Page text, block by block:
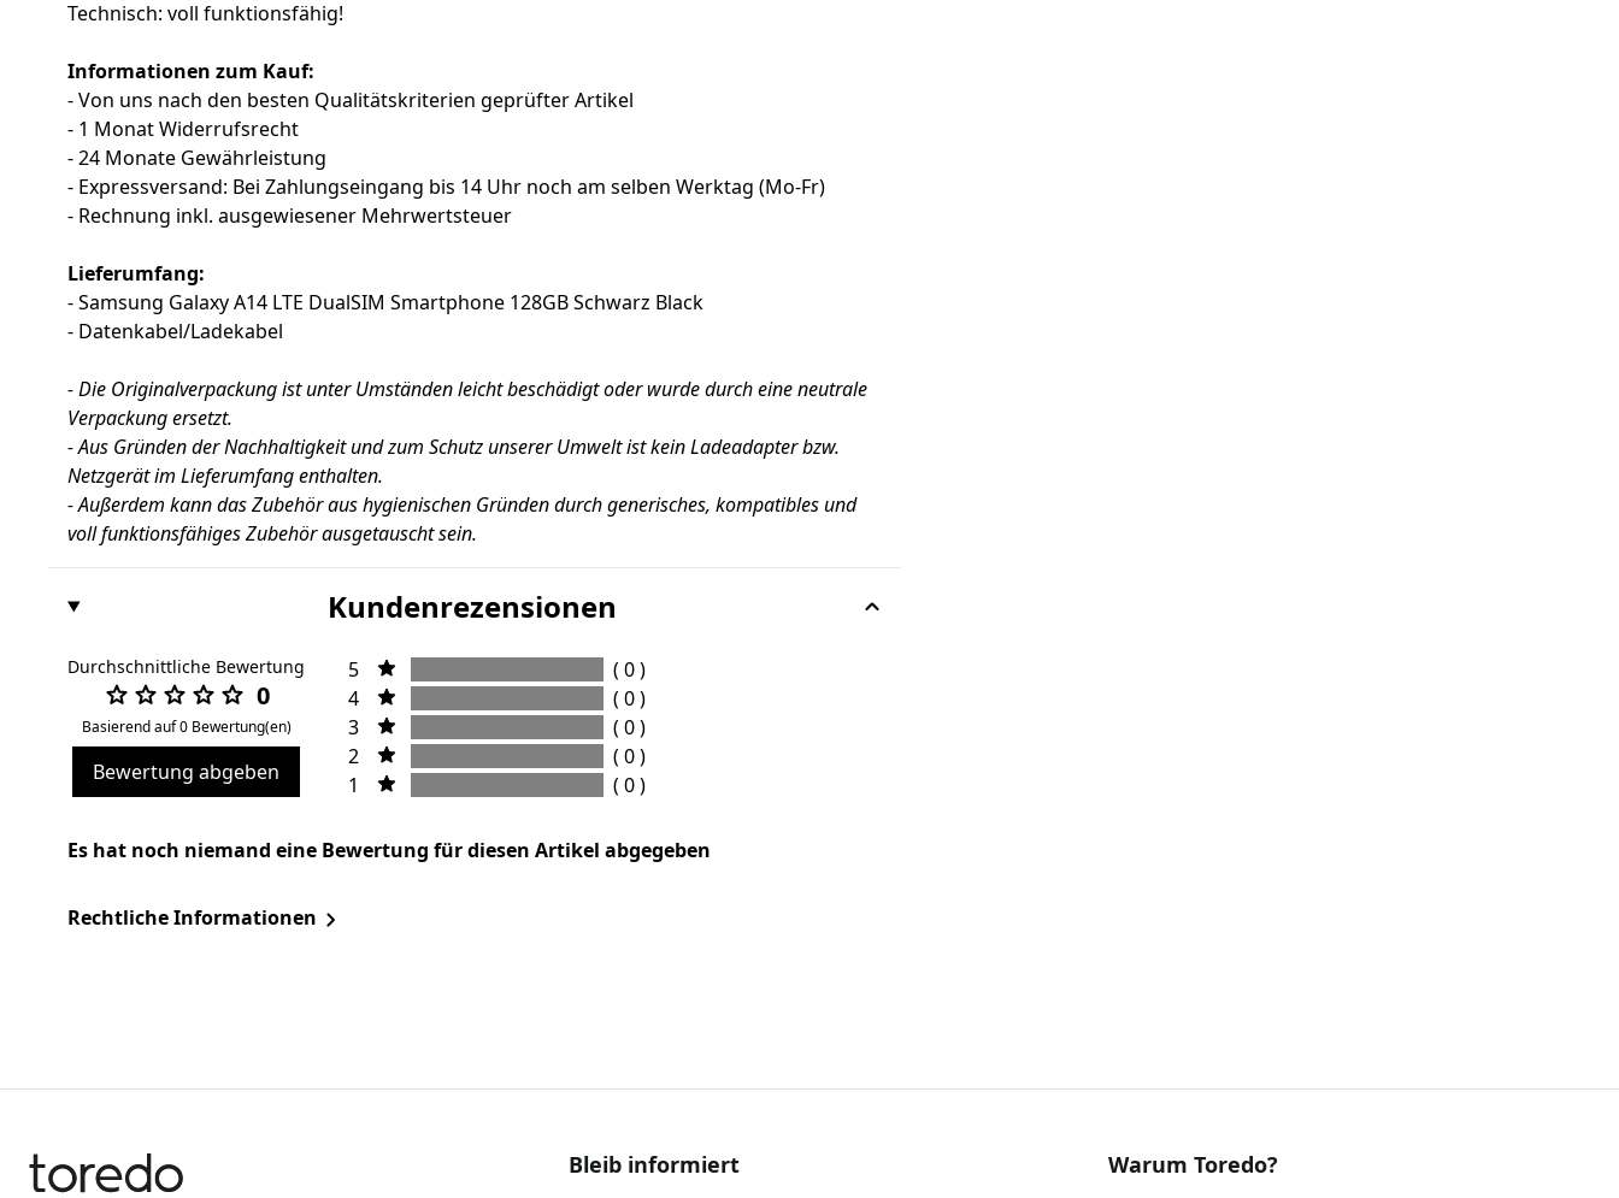
Technisch: voll funktionsfähig!
Informationen zum Kauf:
- Von uns nach den besten Qualitätskriterien geprüfter Artikel
- 1 Monat Widerrufsrecht
- 24 Monate Gewährleistung
- Expressversand: Bei Zahlungseingang bis 14 Uhr noch am selben Werktag (Mo-Fr)
- Rechnung inkl. ausgewiesener Mehrwertsteuer
Lieferumfang:
- Samsung Galaxy A14 LTE DualSIM Smartphone 128GB Schwarz Black
- Datenkabel/Ladekabel
- Die Originalverpackung ist unter Umständen leicht beschädigt oder wurde durch eine neutrale
Verpackung ersetzt.
- Aus Gründen der Nachhaltigkeit und zum Schutz unserer Umwelt ist kein Ladeadapter bzw.
Netzgerät im Lieferumfang enthalten.
- Außerdem kann das Zubehör aus hygienischen Gründen durch generisches, kompatibles und
voll funktionsfähiges Zubehör ausgetauscht sein.
Kundenrezensionen
Durchschnittliche Bewertung
0
Basierend auf 0 Bewertung(en)
Bewertung abgeben
5
( 0 )
4
( 0 )
3
( 0 )
2
( 0 )
1
( 0 )
Es hat noch niemand eine Bewertung für diesen Artikel abgegeben
Rechtliche Informationen
Bleib informiert Warum Toredo?